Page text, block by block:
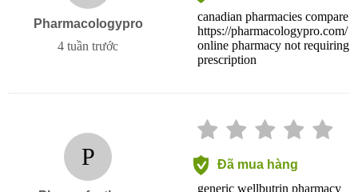
Pharmacologypro
4 tuần trước
canadian pharmacies compare
https://pharmacologypro.com/
online pharmacy not requiring
prescription
P
Đã mua hàng
generic wellbutrin pharmacy